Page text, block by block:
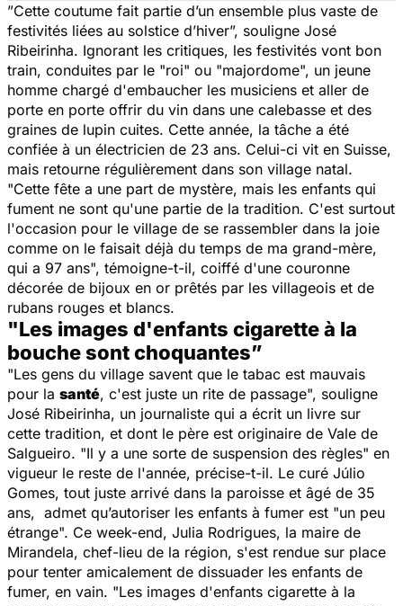
”Cette coutume fait partie d’un ensemble plus vaste de
festivités liées au solstice d’hiver”, souligne José
Ribeirinha. Ignorant les critiques, les festivités vont bon
train, conduites par le "roi" ou "majordome", un jeune
homme chargé d'embaucher les musiciens et aller de
porte en porte offrir du vin dans une calebasse et des
graines de lupin cuites. Cette année, la tâche a été
confiée à un électricien de 23 ans. Celui-ci vit en Suisse,
mais retourne régulièrement dans son village natal.
"Cette fête a une part de mystère, mais les enfants qui
fument ne sont qu'une partie de la tradition. C'est surtout
l'occasion pour le village de se rassembler dans la joie
comme on le faisait déjà du temps de ma grand-mère,
qui a 97 ans", témoigne-t-il, coiffé d'une couronne
décorée de bijoux en or prêtés par les villageois et de
rubans rouges et blancs.
"Les images d'enfants cigarette à la
bouche sont choquantes”
"Les gens du village savent que le tabac est mauvais
pour la santé, c'est juste un rite de passage", souligne
José Ribeirinha, un journaliste qui a écrit un livre sur
cette tradition, et dont le père est originaire de Vale de
Salgueiro. "Il y a une sorte de suspension des règles" en
vigueur le reste de l'année, précise-t-il. Le curé Júlio
Gomes, tout juste arrivé dans la paroisse et âgé de 35
ans, admet qu’autoriser les enfants à fumer est "un peu
étrange". Ce week-end, Julia Rodrigues, la maire de
Mirandela, chef-lieu de la région, s'est rendue sur place
pour tenter amicalement de dissuader les enfants de
fumer, en vain. "Les images d'enfants cigarette à la